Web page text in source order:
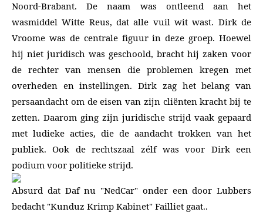
Noord-Brabant. De naam was ontleend aan het
wasmiddel Witte Reus, dat alle vuil wit wast. Dirk de
Vroome was de centrale figuur in deze groep. Hoewel
hij niet juridisch was geschoold, bracht hij zaken voor
de rechter van mensen die problemen kregen met
overheden en instellingen. Dirk zag het belang van
persaandacht om de eisen van zijn cliënten kracht bij te
zetten. Daarom ging zijn juridische strijd vaak gepaard
met ludieke acties, die de aandacht trokken van het
publiek. Ook de rechtszaal zélf was voor Dirk een
podium voor politieke strijd.
Absurd dat Daf nu "NedCar" onder een door Lubbers
bedacht "Kunduz Krimp Kabinet" Failliet gaat..